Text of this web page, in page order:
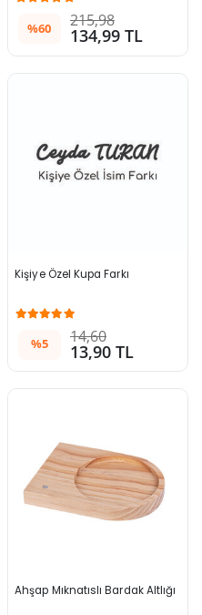
%60 215,98
134,99 TL
Kişiye Özel Kupa Farkı
%5 14,60
13,90 TL
Ahşap Mıknatıslı Bardak Altlığı